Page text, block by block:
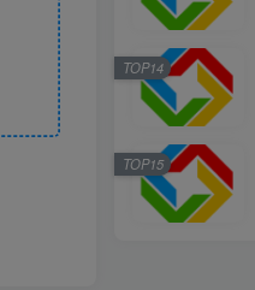
TOP14
TOP15